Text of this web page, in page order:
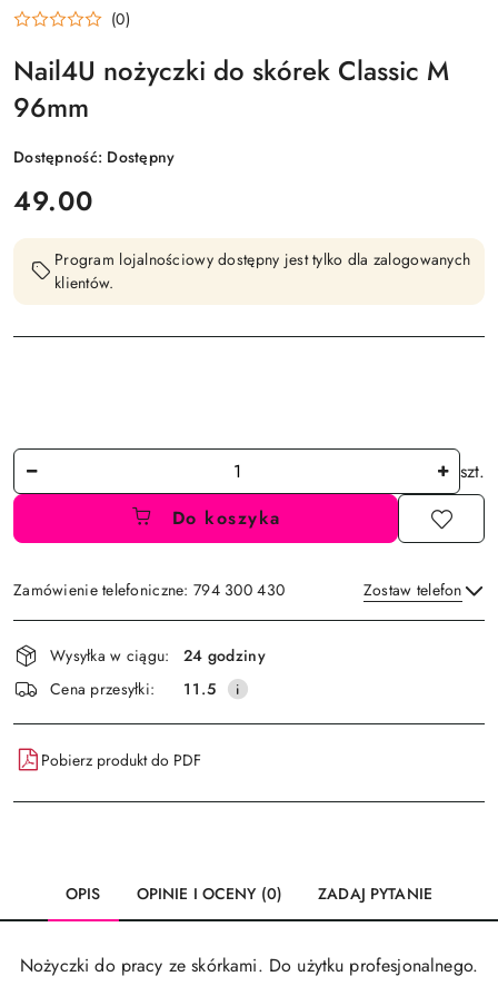
NAIL4U
(0)
Nail4U nożyczki do skórek Classic M
96mm
Dostępność: Dostępny
cena:
49.00
Program lojalnościowy dostępny jest tylko dla zalogowanych
klientów.
Ilość
szt.
Do koszyka
Zamówienie telefoniczne: 794 300 430 Zostaw telefon
Wyślij
Dostępność
i
dostawa
Wysyłka w ciągu:
24 godziny
Cena przesyłki:
11.5
Pobierz produkt do PDF
OPIS OPINIE I OCENY (0) ZADAJ PYTANIE
Nożyczki do pracy ze skórkami. Do użytku profesjonalnego.